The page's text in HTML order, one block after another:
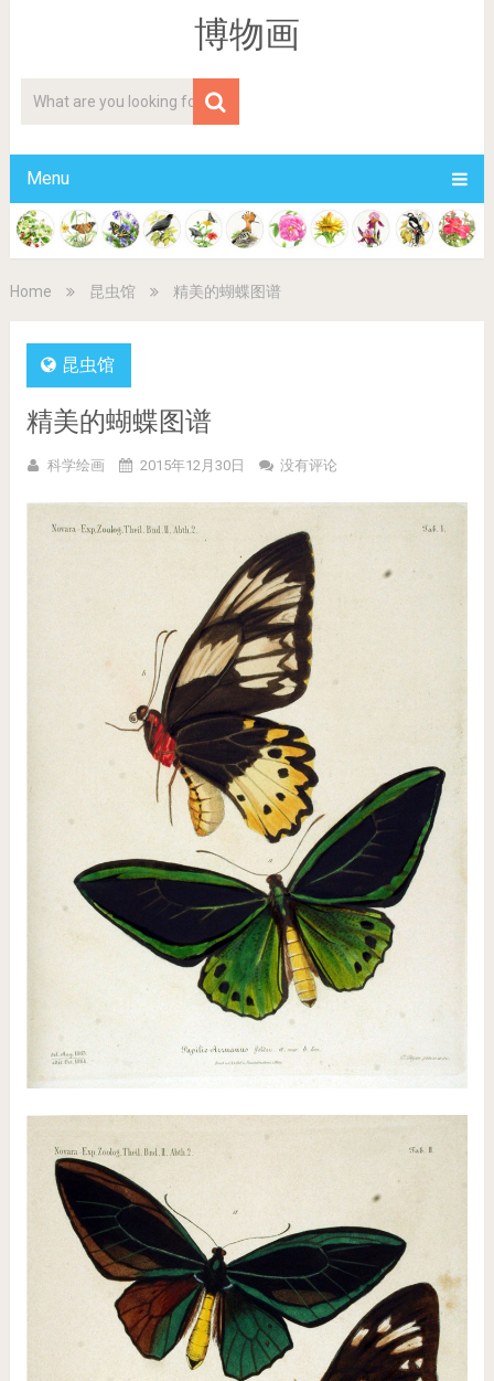
博物画
Menu
Home 昆虫馆 精美的蝴蝶图谱
昆虫馆
精美的蝴蝶图谱
科学绘画 2015年12月30日 没有评论